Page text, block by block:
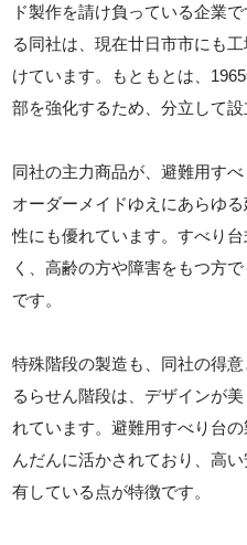
ド製作を請け負っている企業
る同社は、現在廿日市市にも
けています。もともとは、
部を強化するため、分立して設
同社の主力商品が、避難用す
オーダーメイドゆえにあらゆ
性にも優れています。すべり
く、高齢の方や障害をもつ方
です。
特殊階段の製造も、同社の得
るらせん階段は、デザインが
れています。避難用すべり台
んだんに活かされており、高
有している点が特徴です。